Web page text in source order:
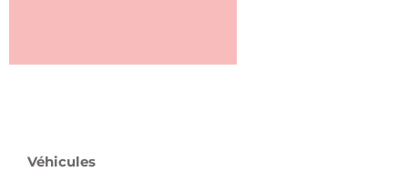
Véhicules